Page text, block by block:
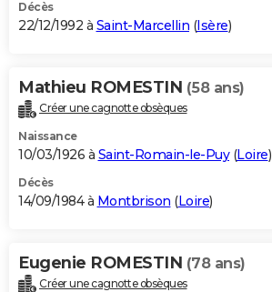
Décès
22/12/1992 à Saint-Marcellin (Isère)
Mathieu ROMESTIN (58 ans)
Créer une cagnotte obsèques
Naissance
10/03/1926 à Saint-Romain-le-Puy(Loire)
Décès
14/09/1984 à Montbrison (Loire)
Eugenie ROMESTIN (78 ans)
Créer une cagnotte obsèques